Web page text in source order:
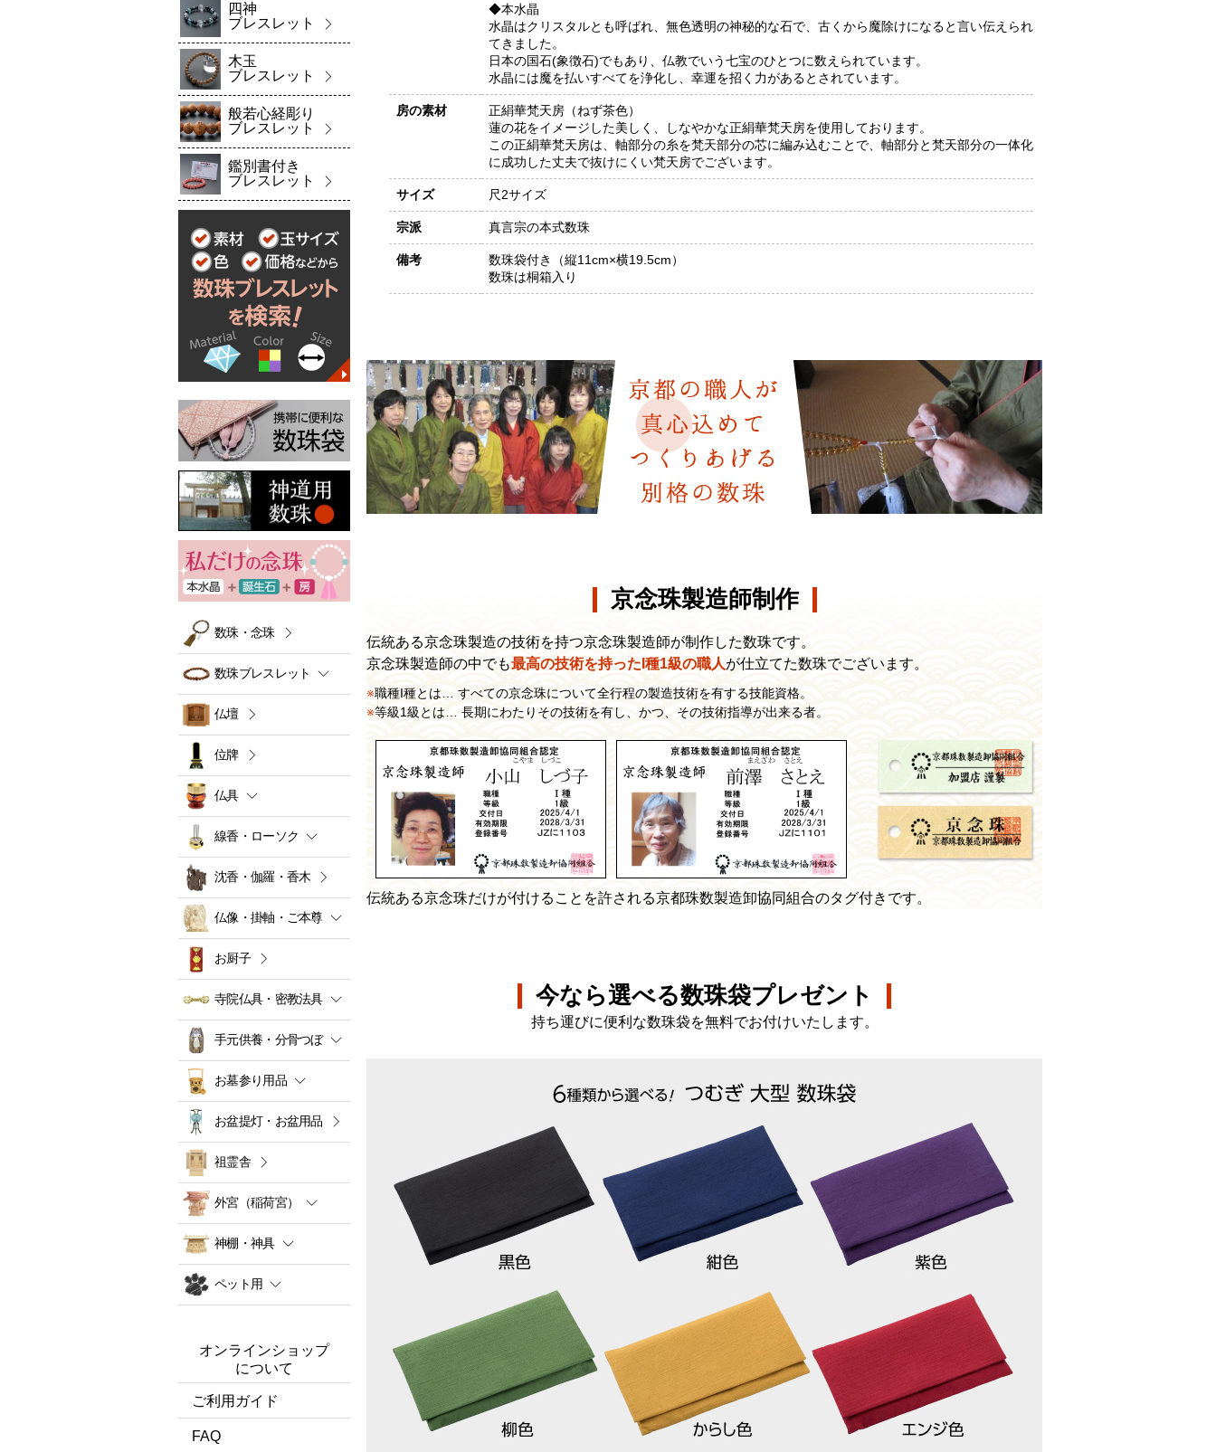
◆本水晶
水晶はクリスタルとも呼ばれ、無色透明の神秘的な石で、古くから魔除けになると言い伝えられ
てきました。
日本の国石(象徴石)でもあり、仏教でいう七宝のひとつに数えられています。
水晶には魔を払いすべてを浄化し、幸運を招く力があるとされています。
房の素材
正絹華梵天房（ねず茶色）
蓮の花をイメージした美しく、しなやかな正絹華梵天房を使用しております。
この正絹華梵天房は、軸部分の糸を梵天部分の芯に編み込むことで、軸部分と梵天部分の一体化
に成功した丈夫で抜けにくい梵天房でございます。
サイズ 尺2サイズ
宗派 真言宗の本式数珠
備考
数珠袋付き（縦11cm×横19.5cm）
数珠は桐箱入り
京念珠製造師制作
伝統ある京念珠製造の技術を持つ京念珠製造師が制作した数珠です。
京念珠製造師の中でも最高の技術を持ったI種1級の職人が仕立てた数珠でございます。
職種I種とは… すべての京念珠について全行程の製造技術を有する技能資格。
等級1級とは… 長期にわたりその技術を有し、かつ、その技術指導が出来る者。
伝統ある京念珠だけが付けることを許される京都珠数製造卸協同組合のタグ付きです。
今なら選べる数珠袋プレゼント
持ち運びに便利な数珠袋を無料でお付けいたします。
四神
ブレスレット
木玉
ブレスレット
般若心経彫り
ブレスレット
鑑別書付き
ブレスレット
数珠・念珠
数珠ブレスレット
仏壇
位牌
仏具
線香・ローソク
沈香・伽羅・香木
仏像・掛軸・ご本尊
お厨子
寺院仏具・密教法具
手元供養・分骨つぼ
お墓参り用品
お盆提灯・お盆用品
祖霊舎
外宮（稲荷宮）
神棚・神具
ペット用
オンラインショップ
について
ご利用ガイド
FAQ